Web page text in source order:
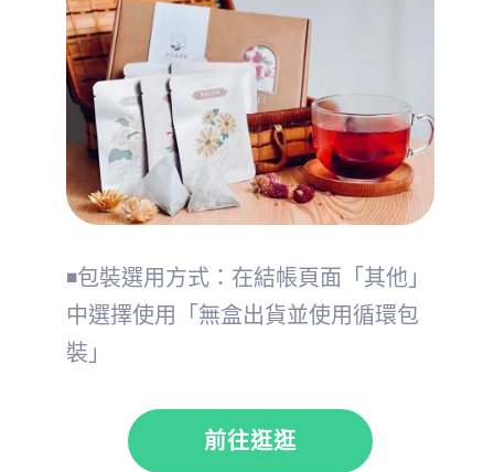
◾包裝選用方式：在結帳頁面「其他」
中選擇使用「無盒出貨並使用循環包
裝」
前往逛逛